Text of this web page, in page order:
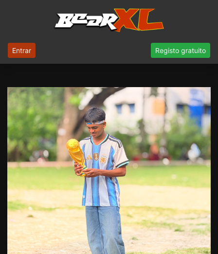
Entrar Registo gratuito